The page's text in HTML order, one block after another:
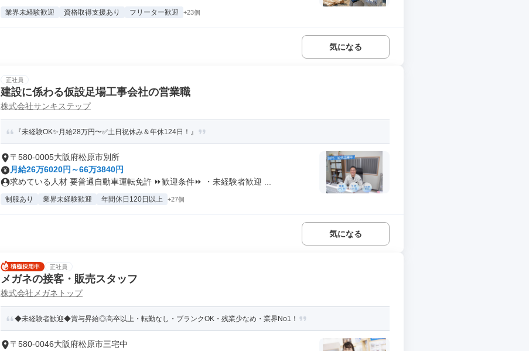
業界未経験歓迎 資格取得支援あり フリーター歓迎 +23個
気になる
正社員
建設に係わる仮設足場工事会社の営業職
株式会社サンキステップ
『未経験OK✨月給28万円〜✅土日祝休み＆年休124日！』
〒580-0005大阪府松原市別所
月給26万6020円～66万3840円
求めている人材 要普通自動車運転免許 ⏩歓迎条件⏩ ・未経験者歓迎 ...
制服あり 業界未経験歓迎 年間休日120日以上 +27個
気になる
正社員
メガネの接客・販売スタッフ
株式会社メガネトップ
◆未経験者歓迎◆賞与昇給◎高卒以上・転勤なし・ブランクOK・残業少なめ・業界No1！
〒580-0046大阪府松原市三宅中